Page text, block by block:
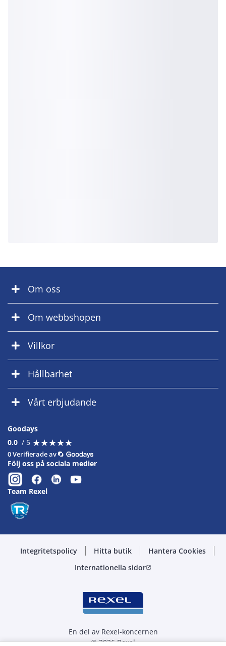
Om oss
Om webbshopen
Villkor
Hållbarhet
Vårt erbjudande
Goodays
0.0 / 5 ★★★★★
★★★★★
0 Verifierade av
Följ oss på sociala medier
Team Rexel
Integritetspolicy Hitta butik
Hantera Cookies
Internationella sidoropen_in_new
En del av Rexel-koncernen
© 2026 Rexel